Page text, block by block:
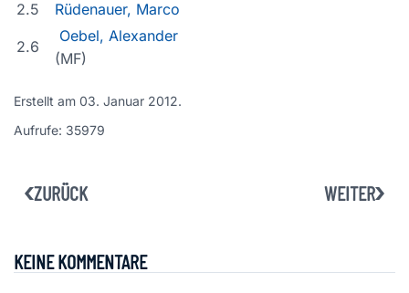
2.5
Rüdenauer, Marco
2.6
Oebel, Alexander
(MF)
Erstellt am 03. Januar 2012.
Aufrufe: 35979
ZURÜCK WEITER
KEINE KOMMENTARE